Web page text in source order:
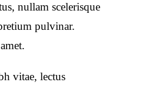
nullam scelerisque
pulvinar.
vitae, lectus